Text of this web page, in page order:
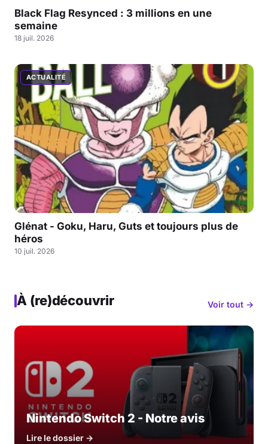
Black Flag Resynced : 3 millions en une
semaine
18 juil. 2026
ACTUALITÉ
Glénat - Goku, Haru, Guts et toujours plus de
héros
10 juil. 2026
À (re)découvrir Voir tout →
Nintendo Switch 2 - Notre avis
Lire le dossier →